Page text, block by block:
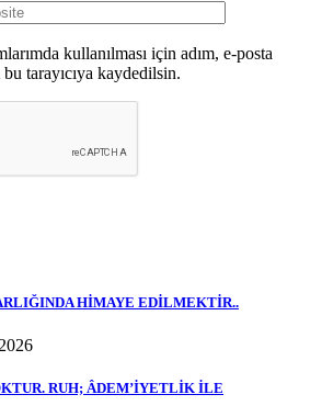
kullanılması için adım, e-posta
tarayıcıya kaydedilsin.
HİMAYE EDİLMEKTİR..
RUH; ÂDEM’İYETLİK İLE